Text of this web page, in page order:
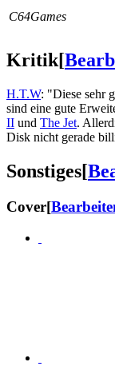
C64Games
Kritik[
H.T.W: "Diese sehr
sind eine gute
II und The Jet.
Disk nicht gerade
Sonstiges[
Cover[